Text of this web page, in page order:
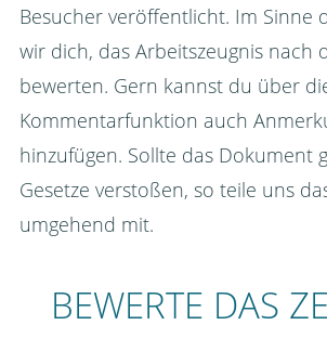
Besucher veröffentlicht. Im Sinne
wir dich, das Arbeitszeugnis nach
bewerten. Gern kannst du über
Kommentarfunktion auch
hinzufügen. Sollte das Dokument
Gesetze verstoßen, so teile uns
umgehend mit.
BEWERTE DAS